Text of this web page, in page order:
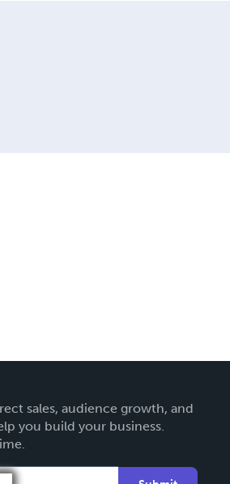
sales, audience growth, and
you build your business.